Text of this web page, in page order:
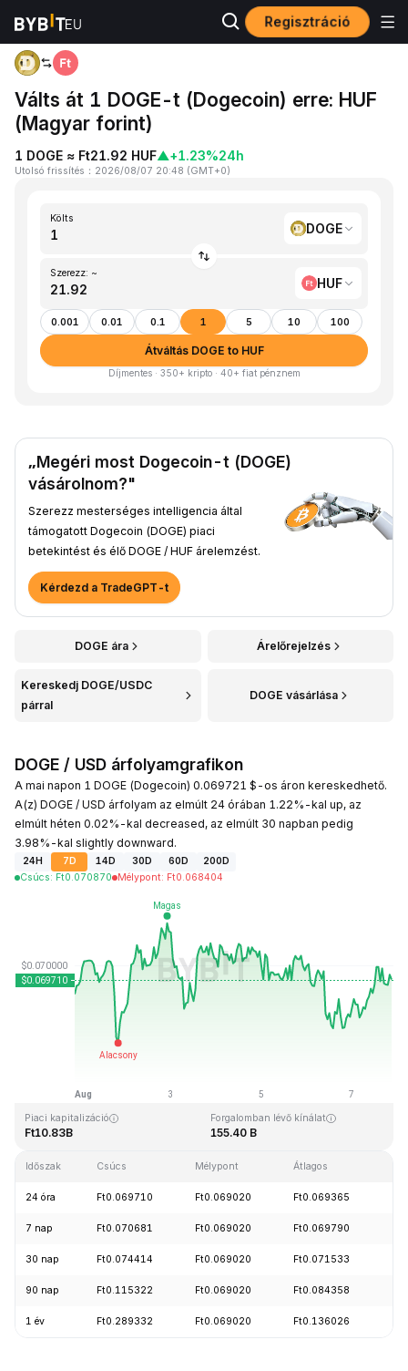
Regisztráció
Kezdőlap DOGE to HUF
Válts át 1 DOGE-t (Dogecoin) erre: HUF
(Magyar forint)
1 DOGE ≈ Ft21.92 HUF▲+1.23%24h
Utolsó frissítés ： 2026/08/07 20:48 (GMT+0)
Költs
DOGE
Szerezz: ~
HUF
0.001 0.01 0.1 1 5 10 100
Átváltás DOGE to HUF
Díjmentes · 350+ kripto · 40+ fiat pénznem
„Megéri most Dogecoin-t (DOGE)
vásárolnom?"
Szerezz mesterséges intelligencia által
támogatott Dogecoin (DOGE) piaci
betekintést és élő DOGE / HUF árelemzést.
Kérdezd a TradeGPT-t
DOGE ára Árelőrejelzés
Kereskedj DOGE/USDC
párral
DOGE vásárlása
DOGE / USD árfolyamgrafikon
A mai napon 1 DOGE (Dogecoin) 0.069721 $-os áron kereskedhető.
A(z) DOGE / USD árfolyam az elmúlt 24 órában 1.22%-kal up, az
elmúlt héten 0.02%-kal decreased, az elmúlt 30 napban pedig
3.98%-kal slightly downward.
24H 7D 14D 30D 60D
200D
Csúcs: Ft0.070870 Mélypont: Ft0.068404
Utolsó frissítés: 2026-08-07, 20:48 GMT+0
Ft0.731578 Ft0.000087
Piaci kapitalizáció
Ft10.83B
Forgalomban lévő kínálat
155.40 B
Időszak Csúcs Mélypont Átlagos
24 óra Ft0.069710 Ft0.069020 Ft0.069365
7 nap Ft0.070681 Ft0.069020 Ft0.069790
30 nap Ft0.074414 Ft0.069020 Ft0.071533
90 nap Ft0.115322 Ft0.069020 Ft0.084358
1 év Ft0.289332 Ft0.069020 Ft0.136026